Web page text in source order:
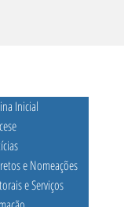
Inicial
e Nomeações
e Serviços